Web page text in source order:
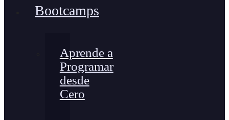
Bootcamps
Aprende a
Programar
desde
Cero